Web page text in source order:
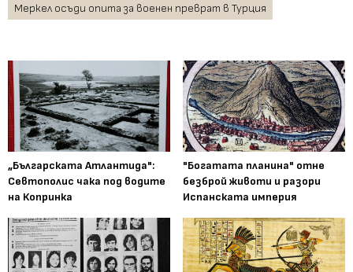
Меркел осъди опита за военен преврат в Турция
„Българската Атлантида":
Севтополис чака под водите
на Копринка
"Богатата планина" отне
безброй животи и разори
Испанската империя